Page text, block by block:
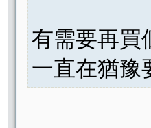
有需要再買
一直在猶豫